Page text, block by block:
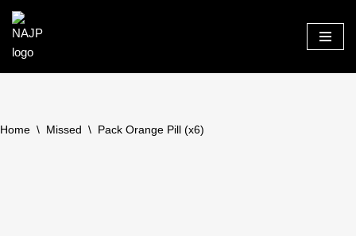
Home \ Missed \ Pack Orange Pill (x6)